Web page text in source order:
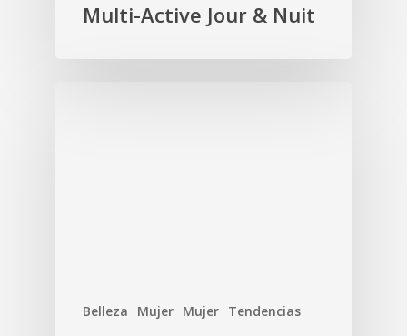
Multi-Active Jour & Nuit
Belleza Mujer Mujer Tendencias